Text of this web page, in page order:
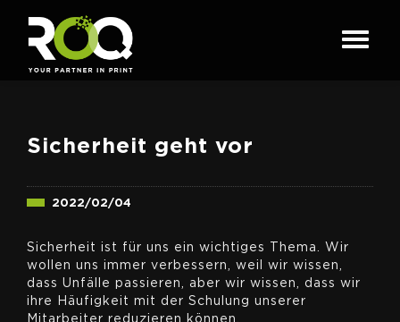
Sicherheit geht vor
2022/02/04
Sicherheit ist für uns ein wichtiges Thema. Wir
wollen uns immer verbessern, weil wir wissen,
dass Unfälle passieren, aber wir wissen, dass wir
ihre Häufigkeit mit der Schulung unserer
Mitarbeiter reduzieren können.